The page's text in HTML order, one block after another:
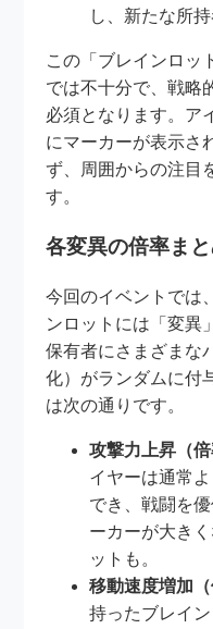
し、新たな所
この「ブレインロッ
では不十分で、戦略
必須となります。ア
にマーカーが表示さ
ず、周囲からの注目
す。
各変異の倍率ま
今回のイベントでは
ンロットには「変異
保有者にさまざまな
化）がランダムに付
は次の通りです。
攻撃力上昇（
イヤーは通常
でき、戦闘を
ーカーが大き
ットも。
移動速度増加
持ったブレイ